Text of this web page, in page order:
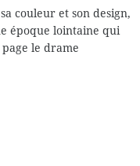
couleur et son design,
époque lointaine qui
le drame